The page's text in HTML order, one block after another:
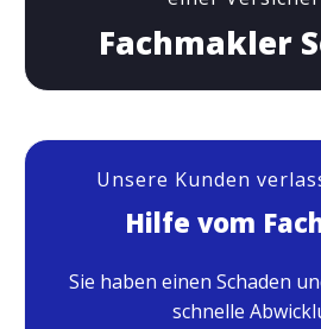
Fachmakler
Unsere Kunden
Hilfe vom
Sie haben einen Schaden
schnelle